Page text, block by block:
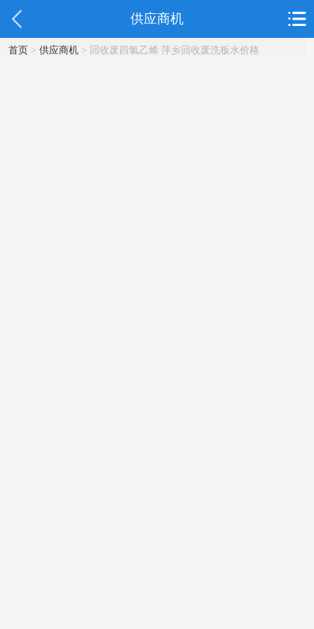
供应商机
首页> 供应商机> 回收废四氯乙烯 萍乡回收废洗板水价格